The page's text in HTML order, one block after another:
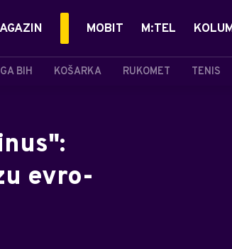
BIH KOŠARKA RUKOMET TENIS
MOBIT M:TEL
evro-